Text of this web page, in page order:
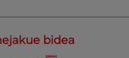
bidea